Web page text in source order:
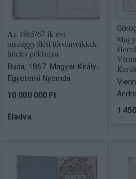
Az 1865/67-ik évi
országgyűlési törvénycikkek
hiteles példánya
Buda, 1867. Magyar Királyi
Egyetemi Nyomda.
10 000 000 Ft
Eladva
1